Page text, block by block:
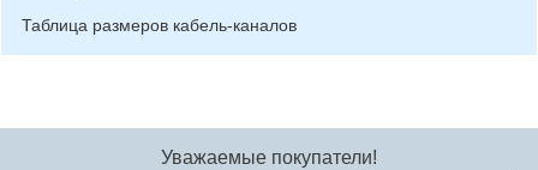
Таблица размеров кабель-каналов
Уважаемые покупатели!